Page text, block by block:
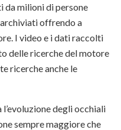
da milioni di persone
offrendo a
I video e i dati raccolti
delle ricerche del motore
ricerche anche le
degli occhiali
sempre maggiore che